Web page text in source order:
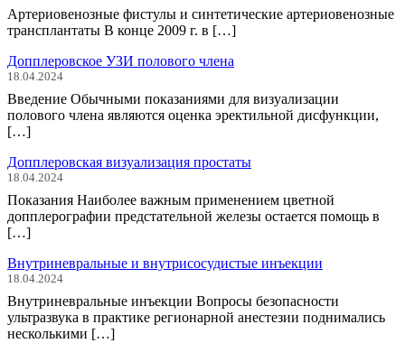
Артериовенозные фистулы и синтетические артериовенозные
трансплантаты В конце 2009 г. в […]
Допплеровское УЗИ полового члена
18.04.2024
Введение Обычными показаниями для визуализации
полового члена являются оценка эректильной дисфункции,
[…]
Допплеровская визуализация простаты
18.04.2024
Показания Наиболее важным применением цветной
допплерографии предстательной железы остается помощь в
[…]
Внутриневральные и внутрисосудистые инъекции
18.04.2024
Внутриневральные инъекции Вопросы безопасности
ультразвука в практике регионарной анестезии поднимались
несколькими […]